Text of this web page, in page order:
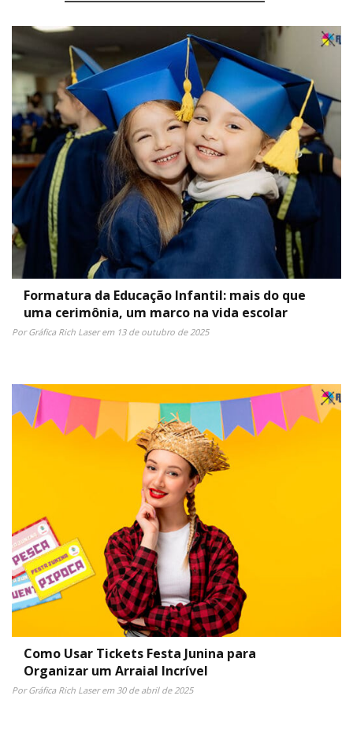
Formatura da Educação Infantil: mais do que
uma cerimônia, um marco na vida escolar
Por Gráfica Rich Laser em 13 de outubro de 2025
Como Usar Tickets Festa Junina para
Organizar um Arraial Incrível
Por Gráfica Rich Laser em 30 de abril de 2025